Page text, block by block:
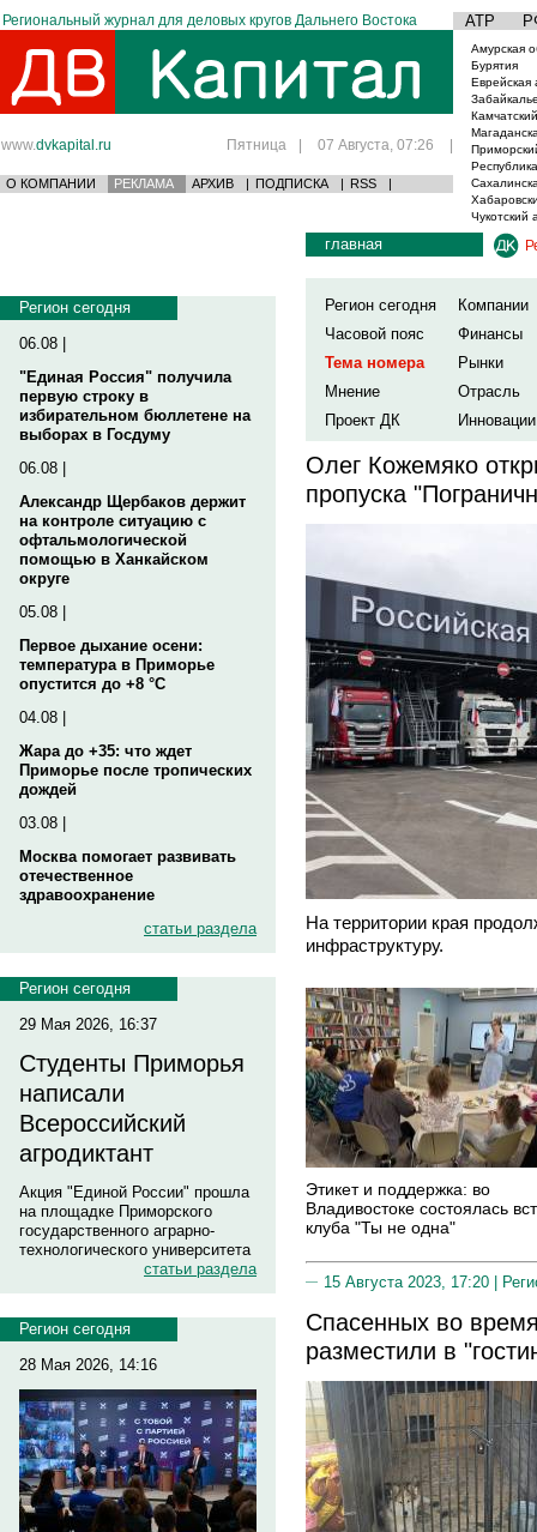
Региональный журнал для деловых кругов Дальнего Востока АТР
www.dvkapital.ru Пятница | 07 Августа, 07:26 |
О КОМПАНИИ РЕКЛАМА АРХИВ | ПОДПИСКА | RSS |
Амурская
Бурятия
Еврейская
Чукотский
Регион сегодня
06.08 |
"Единая Россия" получила
первую строку в
избирательном бюллетене на
выборах в Госдуму
06.08 |
Александр Щербаков держит
на контроле ситуацию с
офтальмологической
помощью в Ханкайском
округе
05.08 |
Первое дыхание осени:
температура в Приморье
опустится до +8 °C
04.08 |
Жара до +35: что ждет
Приморье после тропических
дождей
03.08 |
Москва помогает развивать
отечественное
здравоохранение
статьи раздела
Регион сегодня
29 Мая 2026, 16:37
Студенты Приморья
написали
Всероссийский
агродиктант
Акция "Единой России" прошла
на площадке Приморского
государственного аграрно-
технологического университета
статьи раздела
Регион сегодня
28 Мая 2026, 14:16
главная
Регион сегодня
Компании
Часовой пояс
Финансы
Тема номера
Рынки
Мнение
Отрасль
Проект ДК
Инновации
Олег Кожемяко
пропуска
На территории края
инфраструктуру.
Этикет и поддержка: во
Владивостоке состоялась
клуба "Ты не одна"
15 Августа 2023, 17:20 |
Спасенных во
разместили в